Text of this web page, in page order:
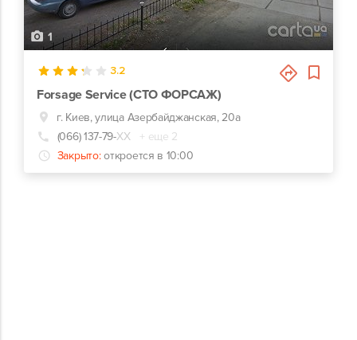
1
3.2
Forsage Service (СТО ФОРСАЖ)
г. Киев, улица Азербайджанская, 20а
(066) 137-79-ХХ
+ еще 2
Закрыто: откроется в 10:00